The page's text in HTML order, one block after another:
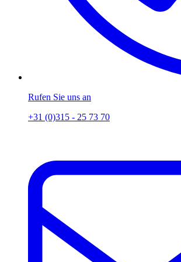
Rufen Sie uns an
+31 (0)315 - 25 73 70